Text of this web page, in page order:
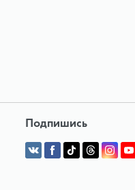
Подпишись